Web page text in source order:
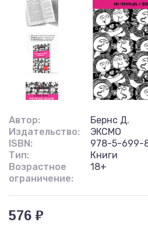
Автор:
Бернс Д.
Издательство:
ЭКСМО
ISBN:
978-5-699-
Тип:
Книги
Возрастное
ограничение:
18+
576 ₽